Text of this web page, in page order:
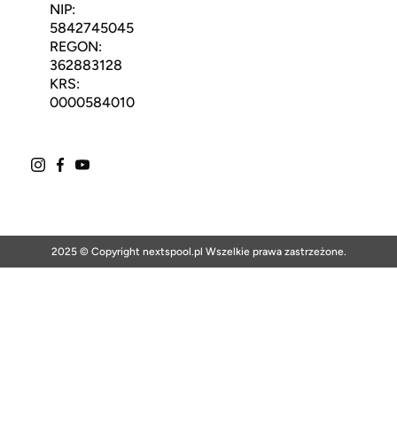
NIP:
5842745045
REGON:
362883128
KRS:
0000584010